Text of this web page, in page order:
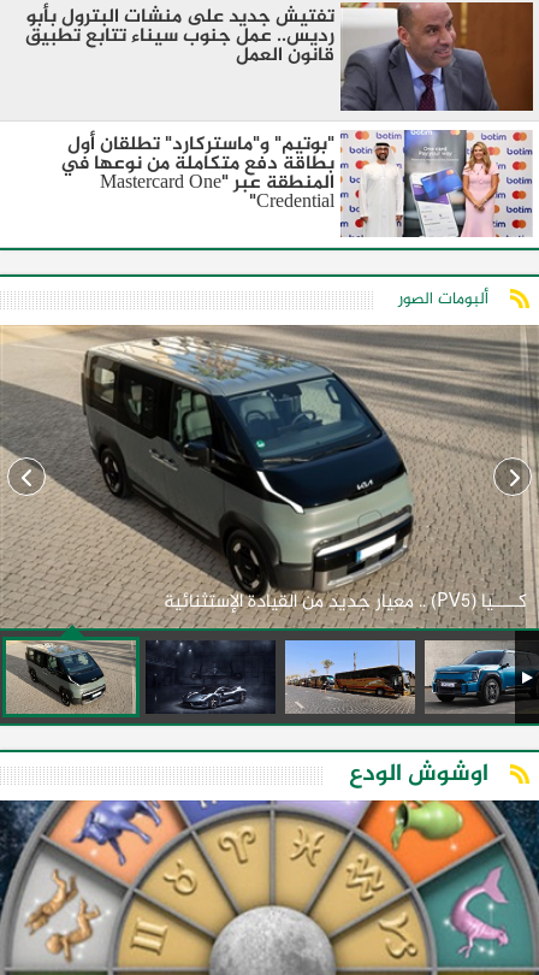
تفتيش جديد على منشات البترول بأبو
رديس.. عمل جنوب سيناء تتابع تطبيق
قانون العمل
"بوتيم" و"ماستركارد" تطلقان أول
بطاقة دفع متكاملة من نوعها في
المنطقة عبر "Mastercard One
Credential"
ألبومات الصور
كـــــيا (PV5) .. معيار جديد من القيادة الإستثنائية
اوشوش الودع